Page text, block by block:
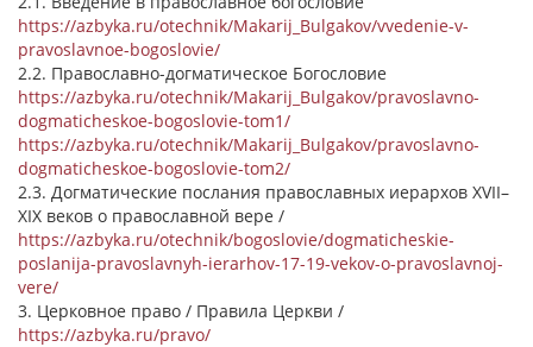
https://azbyka.ru/otechnik/Makarij_Bulgakov/vvedenie-v-
pravoslavnoe-bogoslovie/
2.2. Православно-догматическое Богословие
https://azbyka.ru/otechnik/Makarij_Bulgakov/pravoslavno-
dogmaticheskoe-bogoslovie-tom1/
https://azbyka.ru/otechnik/Makarij_Bulgakov/pravoslavno-
dogmaticheskoe-bogoslovie-tom2/
2.3. Догматические послания православных иерархов XVII–
XIX веков о православной вере /
https://azbyka.ru/otechnik/bogoslovie/dogmaticheskie-
poslanija-pravoslavnyh-ierarhov-17-19-vekov-o-pravoslavnoj-
vere/
3. Церковное право / Правила Церкви /
https://azbyka.ru/pravo/